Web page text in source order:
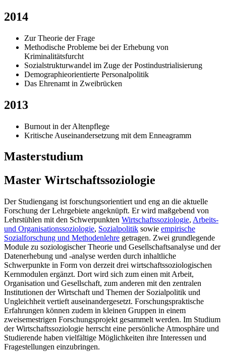
2014
Zur Theorie der Frage
Methodische Probleme bei der Erhebung von
Kriminalitätsfurcht
Sozialstrukturwandel im Zuge der Postindustrialisierung
Demographieorientierte Personalpolitik
Das Ehrenamt in Zweibrücken
2013
Burnout in der Altenpflege
Kritische Auseinandersetzung mit dem Enneagramm
Masterstudium
Master Wirtschaftssoziologie
Der Studiengang ist forschungsorientiert und eng an die aktuelle
Forschung der Lehrgebiete angeknüpft. Er wird maßgebend von
Lehrstühlen mit den Schwerpunkten Wirtschaftssoziologie, Arbeits-
und Organisationssoziologie, Sozialpolitik sowie empirische
Sozialforschung und Methodenlehre getragen. Zwei grundlegende
Module zu soziologischer Theorie und Gesellschaftsanalyse und der
Datenerhebung und -analyse werden durch inhaltliche
Schwerpunkte in Form von derzeit drei wirtschaftssoziologischen
Kernmodulen ergänzt. Dort wird sich zum einen mit Arbeit,
Organisation und Gesellschaft, zum anderen mit den zentralen
Institutionen der Wirtschaft und Themen der Sozialpolitik und
Ungleichheit vertieft auseinandergesetzt. Forschungspraktische
Erfahrungen können zudem in kleinen Gruppen in einem
zweisemestrigen Forschungsprojekt gesammelt werden. Im Studium
der Wirtschaftssoziologie herrscht eine persönliche Atmosphäre und
Studierende haben vielfältige Möglichkeiten ihre Interessen und
Fragestellungen einzubringen.